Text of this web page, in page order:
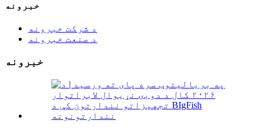
خبرونه
د شرکت خبرونه
د صنعت خبرونه
خبرونه